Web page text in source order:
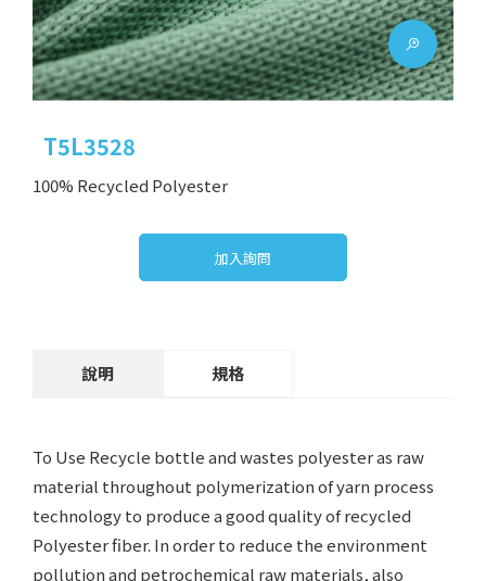
T5L3528
100% Recycled Polyester
加入詢問
說明 規格
To Use Recycle bottle and wastes polyester as raw
material throughout polymerization of yarn process
technology to produce a good quality of recycled
Polyester fiber. In order to reduce the environment
pollution and petrochemical raw materials, also